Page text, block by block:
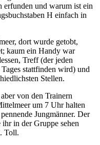
erfunden und warum ist ein
H einfach in
dort wurde getobt,
kaum ein Handy war
Treff (der jeden
stattfinden wird) und
Stellen.
von den Trainern
um 7 Uhr halten
Jungmänner. Der
in der Gruppe sehen
Toll.